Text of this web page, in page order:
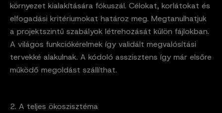
környezet kialakítására fókuszál. Célokat, korlátokat és
elfogadási kritériumokat határoz meg. Megtanulhatjuk
a projektszintű szabályok létrehozását külön fájlokban.
A világos funkciókérelmek így validált megvalósítási
tervekké alakulnak. A kódoló asszisztens így már elsőre
működő megoldást szállíthat.
2. A teljes ökoszisztéma